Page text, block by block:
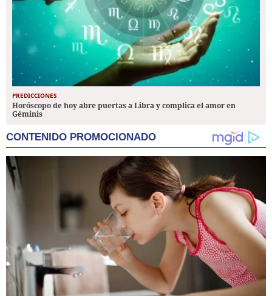
PREDICCIONES
Horóscopo de hoy abre puertas a Libra y complica el amor en
Géminis
CONTENIDO PROMOCIONADO